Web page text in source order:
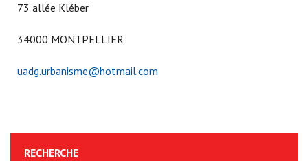
73 allée Kléber
34000 MONTPELLIER
uadg.urbanisme@hotmail.com
RECHERCHE